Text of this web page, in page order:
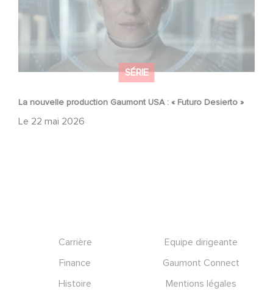
SÉRIE
La nouvelle production Gaumont USA : « Futuro Desierto »
Le 22 mai 2026
Carrière
Equipe dirigeante
Finance
Gaumont Connect
Histoire
Mentions légales